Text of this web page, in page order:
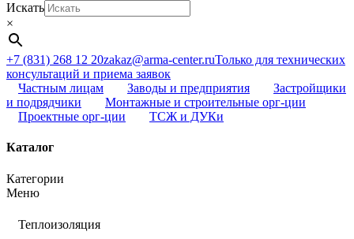
Искать
×
+7 (831) 268 12 20zakaz@arma-center.ruТолько для технических
консультаций и приема заявок
Частным лицам
Заводы и предприятия
Застройщики
и подрядчики
Монтажные и строительные орг-ции
Проектные орг-ции
ТСЖ и ДУКи
Каталог
Категории
Меню
Теплоизоляция